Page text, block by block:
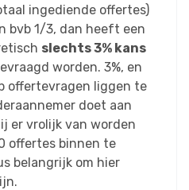
ingediende offertes)
bvb 1/3, dan heeft een
slechts 3% kans
worden. 3%, en
offertevragen liggen te
doet aan
er vrolijk van worden
offertes binnen te
belangrijk om hier